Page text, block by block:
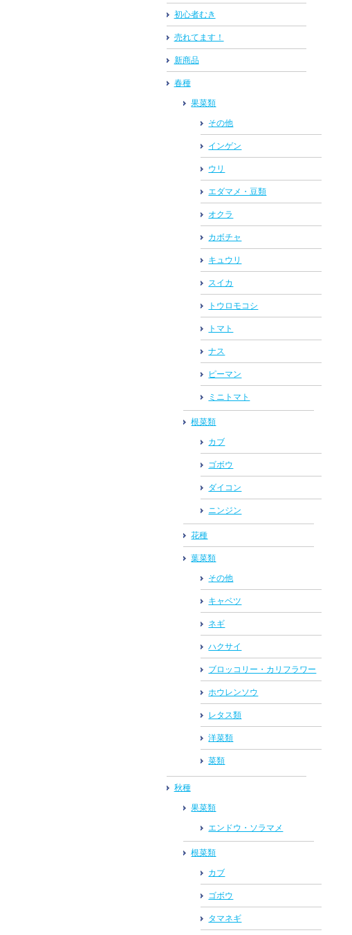
初心者むき
売れてます！
新商品
春種
果菜類
その他
インゲン
ウリ
エダマメ・豆類
オクラ
カボチャ
キュウリ
スイカ
トウロモコシ
トマト
ナス
ピーマン
ミニトマト
根菜類
カブ
ゴボウ
ダイコン
ニンジン
花種
葉菜類
その他
キャベツ
ネギ
ハクサイ
ブロッコリー・カリフラワー
ホウレンソウ
レタス類
洋菜類
菜類
秋種
果菜類
エンドウ・ソラマメ
根菜類
カブ
ゴボウ
タマネギ